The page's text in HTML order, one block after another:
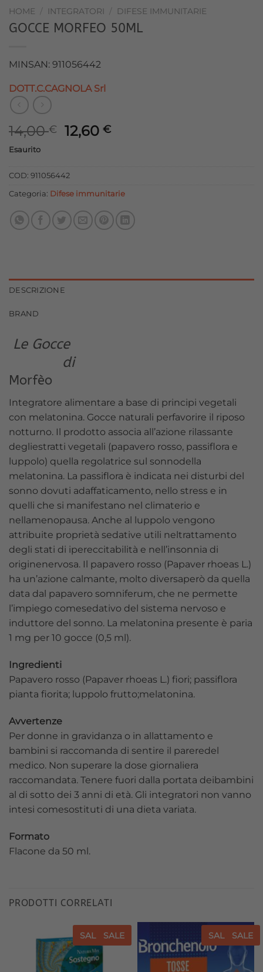
HOME / INTEGRATORI / DIFESE IMMUNITARIE
GOCCE MORFEO 50ML
MINSAN: 911056442
DOTT.C.CAGNOLA Srl
14,00€
Il
era:
14,00 €.
12,60€Il
12,60 €.
Esaurito
COD: 911056442
Categoria: Difese immunitarie
DESCRIZIONE
BRAND
Le Gocce
di
Morfèo
Integratore alimentare a base di principi vegetali
con melatonina. Gocce naturali perfavorire il riposo
notturno. Il prodotto associa all’azione rilassante
degliestratti vegetali (papavero rosso, passiflora e
luppolo) quella regolatrice sul sonnodella
melatonina. La passiflora è indicata nei disturbi del
sonno dovuti adaffaticamento, nello stress e in
quelli che si manifestano nel climaterio e
nellamenopausa. Anche al luppolo vengono
attribuite proprietà sedative utili neltrattamento
degli stati di ipereccitabilità e nell’insonnia di
originenervosa. Il papavero rosso (Papaver rhoeas L.)
ha un’azione calmante, molto diversaperò da quella
data dal papavero somniferum, che ne permette
l’impiego comesedativo del sistema nervoso e
induttore del sonno. La melatonina presente è paria
1 mg per 10 gocce (0,5 ml).
Ingredienti
Papavero rosso (Papaver rhoeas L.) fiori; passiflora
pianta fiorita; luppolo frutto;melatonina.
Avvertenze
Per donne in gravidanza o in allattamento e
bambini si raccomanda di sentire il pareredel
medico. Non superare la dose giornaliera
raccomandata. Tenere fuori dalla portata deibambini
al di sotto dei 3 anni di età. Gli integratori non vanno
intesi comesostituti di una dieta variata.
Formato
Flacone da 50 ml.
PRODOTTI CORRELATI
SALE SALE
Aggiungi
alla lista
dei
SALE SALE
Aggiungi
alla lista
dei